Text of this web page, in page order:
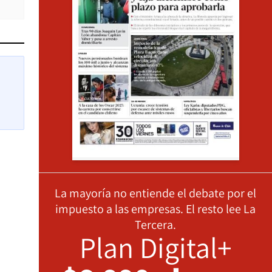
La mayoría no entiende el debate por el
impuesto a las empresas. El resto lee La
Tercera.
Plan Digital+